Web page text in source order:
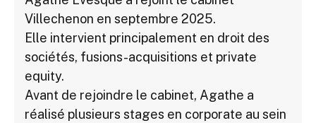
Villechenon en septembre 2025.
Elle intervient principalement en droit des
sociétés, fusions-acquisitions et private
equity.
Avant de rejoindre le cabinet, Agathe a
réalisé plusieurs stages en corporate au sein